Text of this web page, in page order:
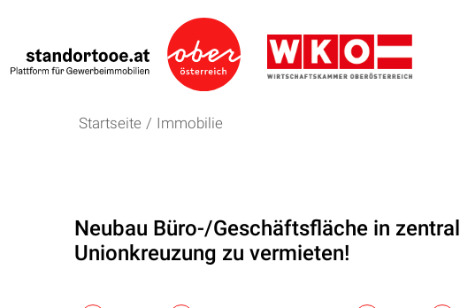
Startseite / Immobilie
Neubau Büro-/Geschäftsfläche in
Unionkreuzung zu vermieten!